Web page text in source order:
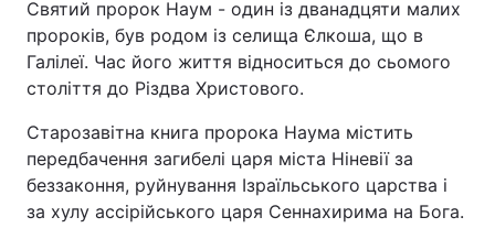
РЕГІОНИ
Дніпро Харків
Одеса
Святий пророк Наум - один із дванадцяти малих
пророків, був родом із селища Єлкоша, що в
Галілеї. Час його життя відноситься до сьомого
століття до Різдва Христового.
Старозавітна книга пророка Наума містить
передбачення загибелі царя міста Ніневії за
беззаконня, руйнування Ізраїльського царства і
за хулу ассірійського царя Сеннахирима на Бога.